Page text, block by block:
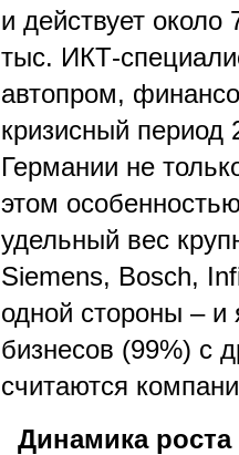
и действует
тыс. ИКТ-
автопром,
кризисный период
Германии не
этом
удельный вес
Siemens, Bosch,
одной стороны – и
бизнесов (99%) с
считаются
Динамика